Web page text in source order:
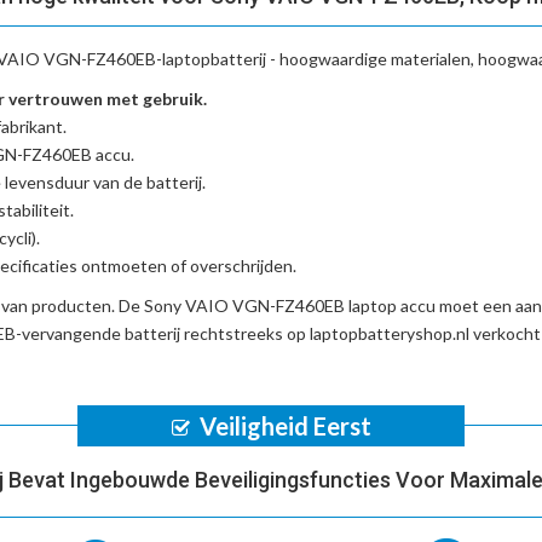
VGN-FZ460EB-laptopbatterij - hoogwaardige materialen,
vertrouwen met gebruik.
FZ460EB accu.
van de batterij.
ontmoeten of overschrijden.
producten. DeSony VAIO VGN-FZ460EB laptop accu moet een
vervangende batterijrechtstreeks op laptopbatteryshop.nl
Veiligheid Eerst
Bevat Ingebouwde Beveiligingsfuncties Voor